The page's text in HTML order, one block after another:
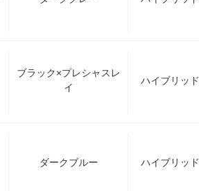
ブラック×プレシャスレ
イ
ハイブリッド
ダークブルー ハイブリッド